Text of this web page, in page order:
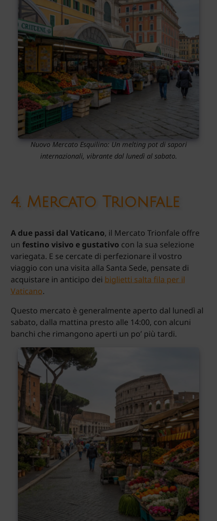
Nuovo Mercato Esquilino: Un melting pot di sapori
internazionali, vibrante dal lunedì al sabato.
4. Mercato Trionfale
A due passi dal Vaticano, il Mercato Trionfale offre
unfestino visivo e gustativo con la sua selezione
variegata. E se cercate di perfezionare il vostro
viaggio con una visita alla Santa Sede, pensate di
acquistare in anticipo dei biglietti salta fila per il
Vaticano.
Questo mercato è generalmente aperto dal lunedì al
sabato, dalla mattina presto alle 14:00, con alcuni
banchi che rimangono aperti un po’ più tardi.